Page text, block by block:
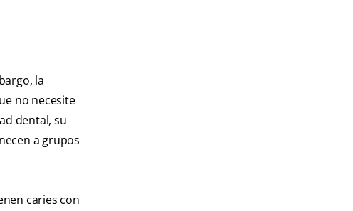
la
no necesite
dental, su
a grupos
caries con